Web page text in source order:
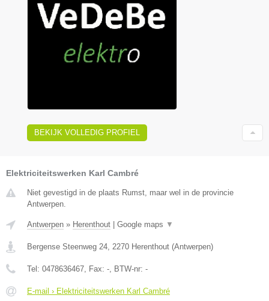
BEKIJK VOLLEDIG PROFIEL
Elektriciteitswerken Karl Cambré
Niet gevestigd in de plaats Rumst, maar wel in de provincie
Antwerpen.
Antwerpen » Herenthout Google maps ▼
Bergense Steenweg 24 2270 Herenthout (Antwerpen)
Tel: 0478636467 , Fax: - , BTW-nr: -
E-mail › Elektriciteitswerken Karl Cambré